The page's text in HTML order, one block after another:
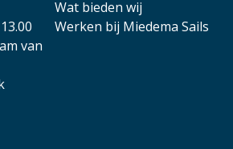
van
Wat bieden wij
Werken bij Miedema Sails